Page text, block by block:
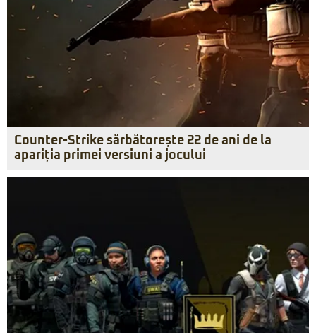
Counter-Strike sărbătorește 22 de ani de la
apariția primei versiuni a jocului